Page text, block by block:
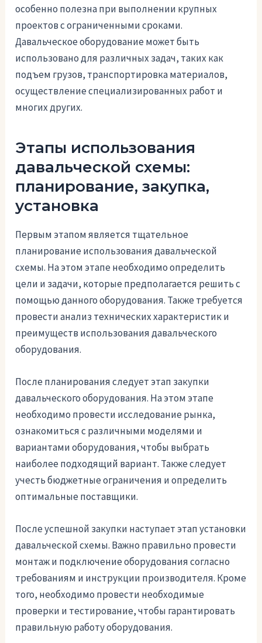
особенно полезна при выполнении крупных
проектов с ограниченными сроками.
Давальческое оборудование может быть
использовано для различных задач, таких как
подъем грузов, транспортировка материалов,
осуществление специализированных работ и
многих других.
Этапы использования
давальческой схемы:
планирование, закупка,
установка
Первым этапом является тщательное
планирование использования давальческой
схемы. На этом этапе необходимо определить
цели и задачи, которые предполагается решить с
помощью данного оборудования. Также требуется
провести анализ технических характеристик и
преимуществ использования давальческого
оборудования.
После планирования следует этап закупки
давальческого оборудования. На этом этапе
необходимо провести исследование рынка,
ознакомиться с различными моделями и
вариантами оборудования, чтобы выбрать
наиболее подходящий вариант. Также следует
учесть бюджетные ограничения и определить
оптимальные поставщики.
После успешной закупки наступает этап установки
давальческой схемы. Важно правильно провести
монтаж и подключение оборудования согласно
требованиям и инструкции производителя. Кроме
того, необходимо провести необходимые
проверки и тестирование, чтобы гарантировать
правильную работу оборудования.